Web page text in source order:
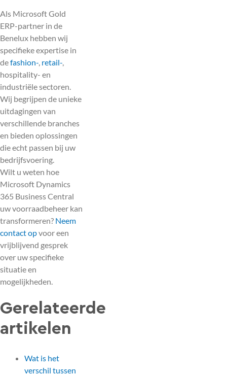
Als Microsoft Gold
ERP-partner in de
Benelux hebben wij
specifieke expertise in
defashion-, retail-,
hospitality- en
industriële sectoren.
Wij begrijpen de unieke
uitdagingen van
verschillende branches
en bieden oplossingen
die echt passen bij uw
bedrijfsvoering.
Wilt u weten hoe
Microsoft Dynamics
365 Business Central
uw voorraadbeheer kan
transformeren? Neem
contact opvoor een
vrijblijvend gesprek
over uw specifieke
situatie en
mogelijkheden.
Gerelateerde
artikelen
Wat is het
verschil tussen